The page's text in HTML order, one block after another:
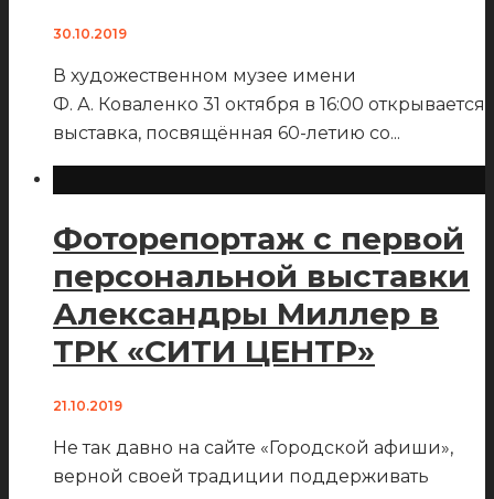
30.10.2019
В художественном музее имени
Ф. А. Коваленко 31 октября в 16:00 открывается
выставка, посвящённая 60-летию со...
Фоторепортаж с первой
персональной выставки
Александры Миллер в
ТРК «СИТИ ЦЕНТР»
21.10.2019
Не так давно на сайте «Городской афиши»,
верной своей традиции поддерживать